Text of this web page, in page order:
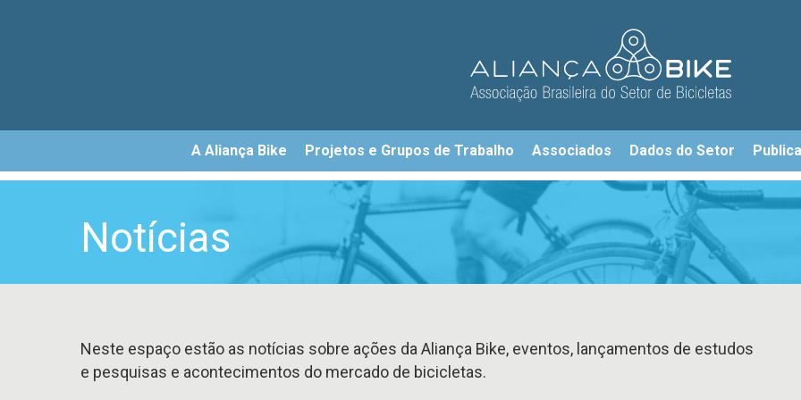
A Aliança Bike Projetos e Grupos de Trabalho Associados Dados do Setor
Notícias
Neste espaço estão as notícias sobre ações da Aliança Bike, eventos, lançamentos de estudos
e pesquisas e acontecimentos do mercado de bicicletas.